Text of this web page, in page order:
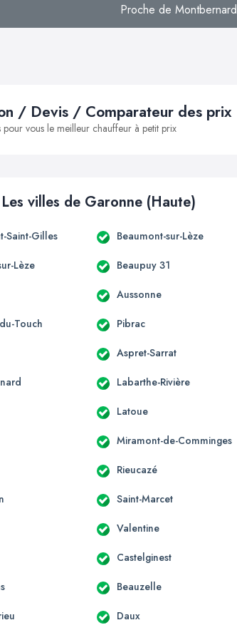
Proche de Montbernard
/ Devis / Comparateur des prix
pour vous le meilleur chauffeur à petit prix
villes de Garonne (Haute)
Saint-Gilles Beaumont-sur-Lèze
Lèze Beaupuy 31
Aussonne
Touch Pibrac
Aspret-Sarrat
Labarthe-Rivière
Latoue
Miramont-de-Comminges
Rieucazé
Saint-Marcet
Valentine
Castelginest
Beauzelle
Daux